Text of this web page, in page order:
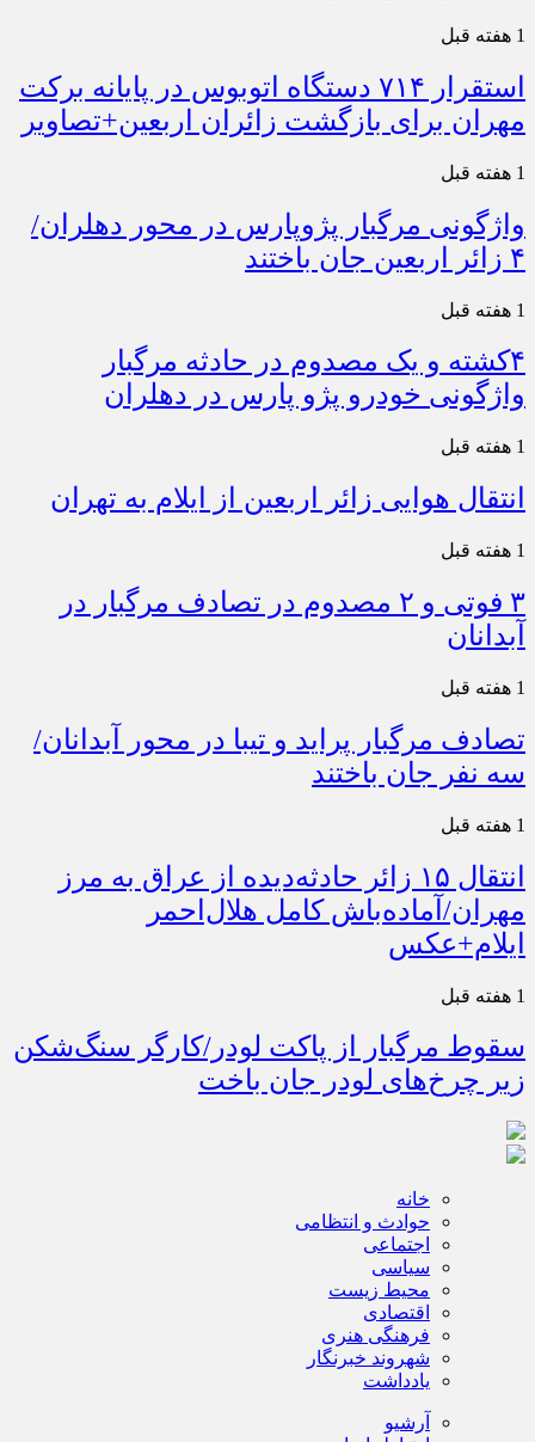
1 هفته قبل
استقرار ۷۱۴ دستگاه اتوبوس در پایانه برکت
مهران برای بازگشت زائران اربعین+تصاویر
1 هفته قبل
واژگونی مرگبار پژوپارس در محور دهلران/
۴ زائر اربعین جان باختند
1 هفته قبل
۴کشته و یک مصدوم در حادثه مرگبار
واژگونی خودرو پژو پارس در دهلران
1 هفته قبل
انتقال هوایی زائر اربعین از ایلام به تهران
1 هفته قبل
۳ فوتی و ۲ مصدوم در تصادف مرگبار در
آبدانان
1 هفته قبل
تصادف مرگبار پراید و تیبا در محور آبدانان/
سه نفر جان باختند
1 هفته قبل
انتقال ۱۵ زائر حادثه‌دیده از عراق به مرز
مهران/آماده‌باش کامل هلال‌احمر
ایلام+عکس
1 هفته قبل
سقوط مرگبار از پاکت لودر/کارگر سنگ‌شکن
زیر چرخ‌های لودر جان باخت
خانه
حوادث و انتظامی
اجتماعی
سیاسی
محیط زیست
اقتصادی
فرهنگی هنری
شهروند خبرنگار
یادداشت
آرشیو